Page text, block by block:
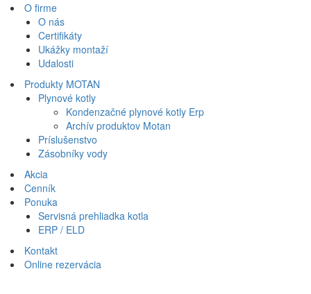
O firme
O nás
Certifikáty
Ukážky montaží
Udalosti
Produkty MOTAN
Plynové kotly
Kondenzačné plynové kotly Erp
Archív produktov Motan
Príslušenstvo
Zásobníky vody
Akcia
Cenník
Ponuka
Servisná prehliadka kotla
ERP / ELD
Kontakt
Online rezervácia